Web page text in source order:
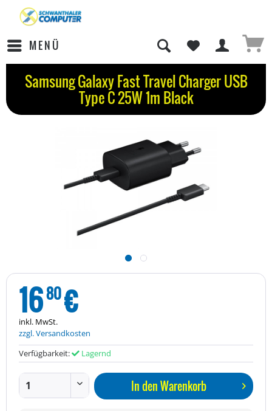
MENÜ
Samsung Galaxy Fast Travel Charger USB
Type C 25W 1m Black
1680€
inkl. MwSt.
zzgl. Versandkosten
Verfügbarkeit:
Lagernd
In denWarenkorb